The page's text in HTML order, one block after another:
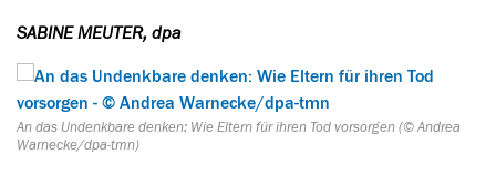
SABINE MEUTER, dpa
An das Undenkbare denken: Wie Eltern für ihren Tod vorsorgen (© Andrea
Warnecke/dpa-tmn)